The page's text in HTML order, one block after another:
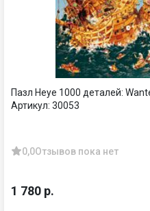
Пазл Heye 1000 деталей:
Артикул: 30053
0,0Отзывов пока нет
1 780 р.